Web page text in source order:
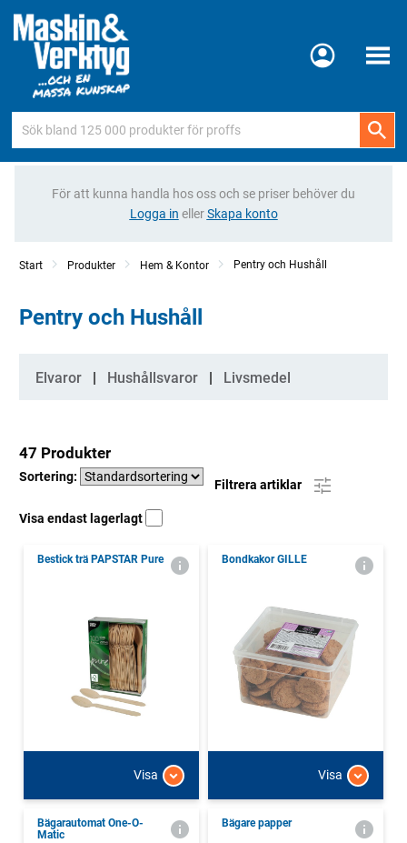
Meny
För att kunna handla hos oss och se priser behöver du
Logga in ellerSkapa konto
Start Produkter Hem & Kontor Pentry och Hushåll
Pentry och Hushåll
Kategorier
Elvaror Hushållsvaror Livsmedel
47 Produkter
Sortering:
Filtrera artiklar
Visa endast lagerlagt
Bestick trä PAPSTAR Pure
Visa
Bondkakor GILLE
Visa
Bägarautomat One-O-
Matic
Bägare papper